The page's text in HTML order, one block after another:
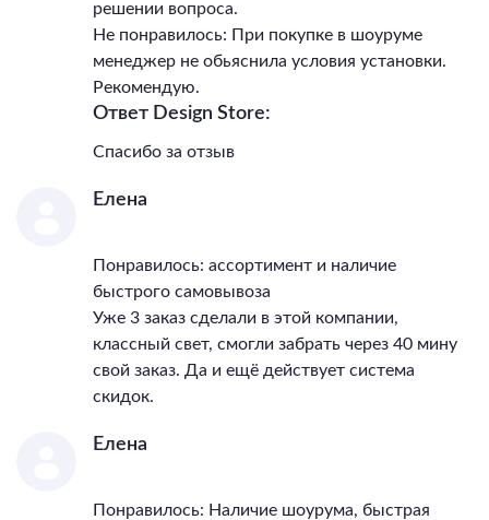
решении вопроса.
Не понравилось: При покупке в шоуруме
менеджер не обьяснила условия установки.
Рекомендую.
Ответ Design Store:
Спасибо за отзыв
Елена
Понравилось: ассортимент и наличие
быстрого самовывоза
Уже 3 заказ сделали в этой компании,
классный свет, смогли забрать через 40 мину
свой заказ. Да и ещё действует система
скидок.
Елена
Понравилось: Наличие шоурума, быстрая